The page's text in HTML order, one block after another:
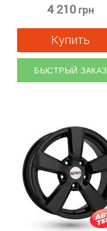
4 210 грн
Купить
БЫСТРЫЙ ЗАКАЗ